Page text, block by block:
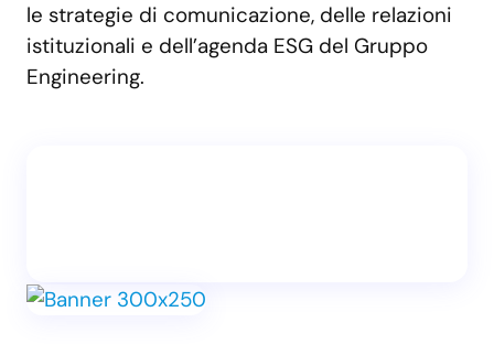
le strategie di comunicazione, delle relazioni
istituzionali e dell’agenda ESG del Gruppo
Engineering.